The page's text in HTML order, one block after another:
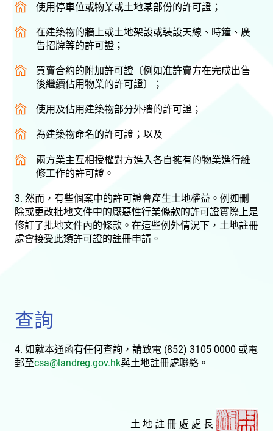
使用停車位或物業或土地某部份的許可證；
在建築物的牆上或土地架設或裝設天線、時鐘、廣
告招牌等的許可證；
買賣合約的附加許可證〔例如准許賣方在完成出售
後繼續佔用物業的許可證〕；
使用及佔用建築物部分外牆的許可證；
為建築物命名的許可證；以及
兩方業主互相授權對方進入各自擁有的物業進行維
修工作的許可證。
3. 然而，有些個案中的許可證會產生土地權益。例如刪
除或更改批地文件中的厭惡性行業條款的許可證實際上是
修訂了批地文件內的條款。在這些例外情況下，土地註冊
處會接受此類許可證的註冊申請。
查詢
4. 如就本通函有任何查詢，請致電 (852) 3105 0000 或電
郵至csa@landreg.gov.hk與土地註冊處聯絡。
土 地 註 冊 處 處 長